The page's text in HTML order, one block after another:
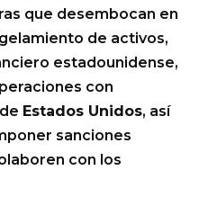
que desembocan en
de activos,
estadounidense,
con
Estados Unidos, así
sanciones
con los